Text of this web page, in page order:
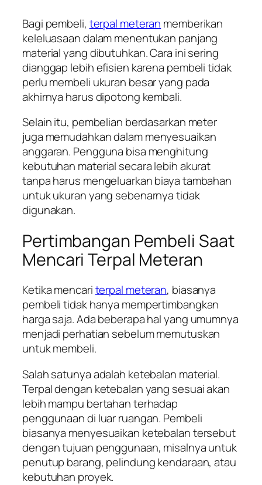
Bagi pembeli, terpal meteran memberikan
keleluasaan dalam menentukan panjang
material yang dibutuhkan. Cara ini sering
dianggap lebih efisien karena pembeli tidak
perlu membeli ukuran besar yang pada
akhirnya harus dipotong kembali.
Selain itu, pembelian berdasarkan meter
juga memudahkan dalam menyesuaikan
anggaran. Pengguna bisa menghitung
kebutuhan material secara lebih akurat
tanpa harus mengeluarkan biaya tambahan
untuk ukuran yang sebenarnya tidak
digunakan.
Pertimbangan Pembeli Saat
Mencari Terpal Meteran
Ketika mencariterpal meteran, biasanya
pembeli tidak hanya mempertimbangkan
harga saja. Ada beberapa hal yang umumnya
menjadi perhatian sebelum memutuskan
untuk membeli.
Salah satunya adalah ketebalan material.
Terpal dengan ketebalan yang sesuai akan
lebih mampu bertahan terhadap
penggunaan di luar ruangan. Pembeli
biasanya menyesuaikan ketebalan tersebut
dengan tujuan penggunaan, misalnya untuk
penutup barang, pelindung kendaraan, atau
kebutuhan proyek.